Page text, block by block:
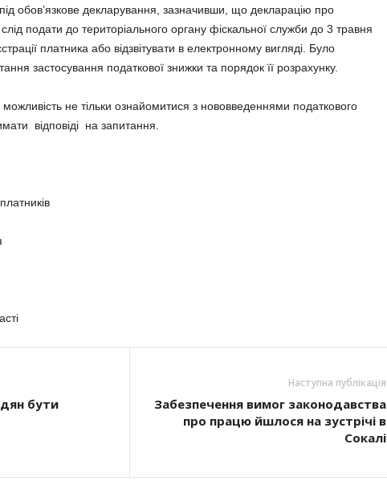
під обов’язкове декларування, зазначивши, що декларацію про
подати до територіального органу фіскальної служби до 3 травня
платника або відзвітувати в електронному вигляді. Було
застосування податкової знижки та порядок її розрахунку.
не тільки ознайомитися з нововведеннями податкового
відповіді на запитання.
бути
Наступна публікація
Забезпечення вимог законодавства
про працю йшлося на зустрічі в
Сокалі